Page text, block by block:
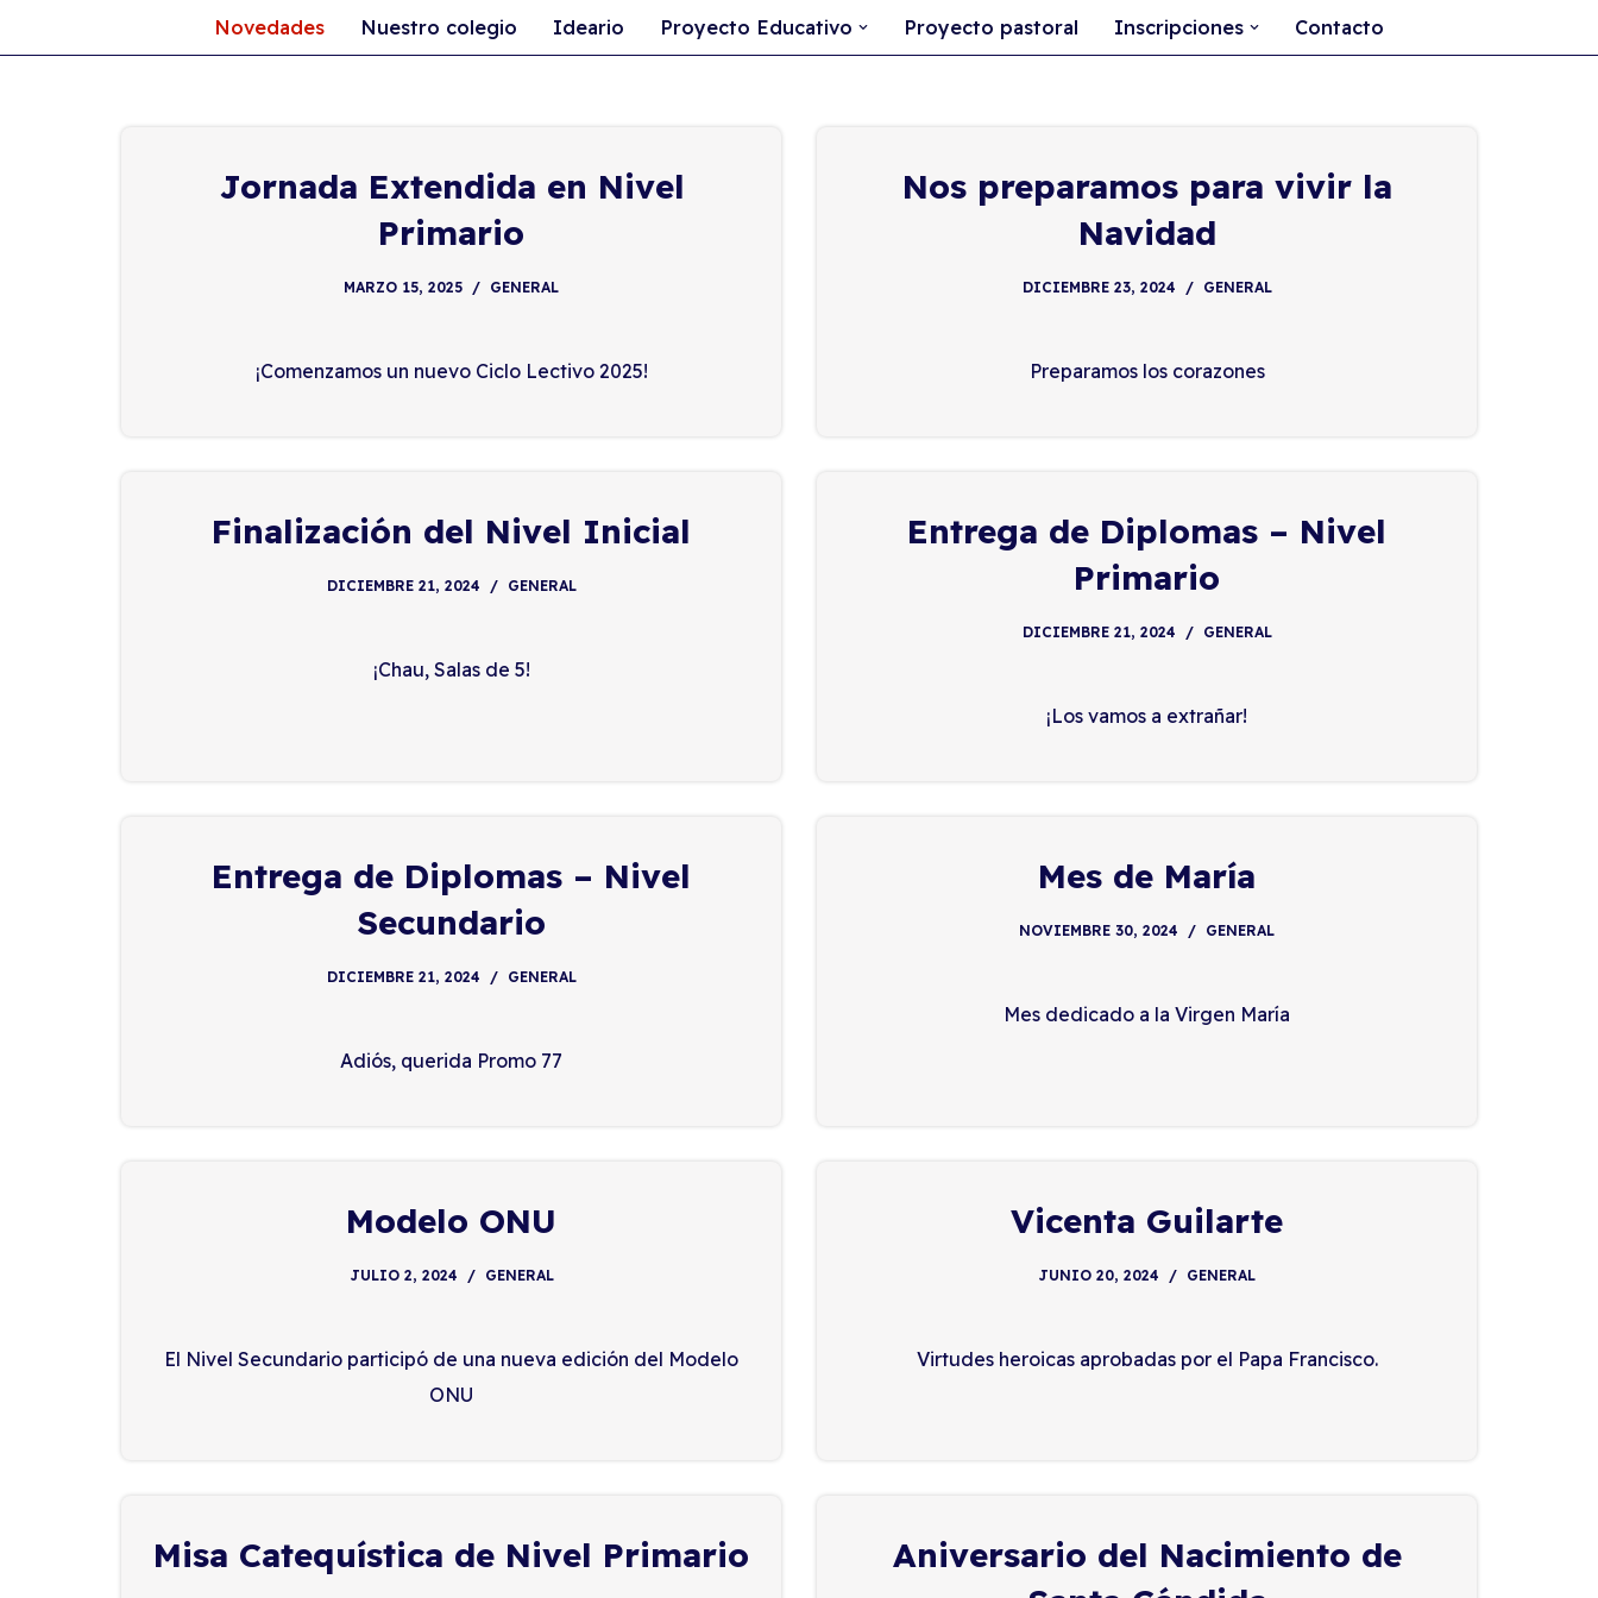
Novedades Nuestro colegio Ideario Proyecto Educativo Proyecto pastoral Inscripciones Contacto
Jornada Extendida en Nivel
Primario
MARZO 15, 2025 GENERAL
¡Comenzamos un nuevo Ciclo Lectivo 2025!
Nos preparamos para vivir la
Navidad
DICIEMBRE 23, 2024 GENERAL
Preparamos los corazones
Finalización del Nivel Inicial
DICIEMBRE 21, 2024 GENERAL
¡Chau, Salas de 5!
Entrega de Diplomas – Nivel
Primario
DICIEMBRE 21, 2024 GENERAL
¡Los vamos a extrañar!
Entrega de Diplomas – Nivel
Secundario
DICIEMBRE 21, 2024 GENERAL
Adiós, querida Promo 77
Mes de María
NOVIEMBRE 30, 2024 GENERAL
Mes dedicado a la Virgen María
Modelo ONU
JULIO 2, 2024 GENERAL
El Nivel Secundario participó de una nueva edición del Modelo
ONU
Vicenta Guilarte
JUNIO 20, 2024 GENERAL
Virtudes heroicas aprobadas por el Papa Francisco.
Misa Catequística de Nivel Primario
Aniversario del Nacimiento de